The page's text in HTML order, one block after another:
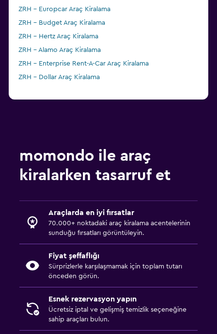
ZRH - Europcar Araç Kiralama
ZRH - Budget Araç Kiralama
ZRH - Hertz Araç Kiralama
ZRH - Alamo Araç Kiralama
ZRH - Enterprise Rent-A-Car Araç Kiralama
ZRH - Dollar Araç Kiralama
momondo ile araç
kiralarken tasarruf et
Araçlarda en iyi fırsatlar
70.000+ noktadaki araç kiralama acentelerinin
sunduğu fırsatları görüntüleyin.
Fiyat şeffaflığı
Sürprizlerle karşılaşmamak için toplam tutarı
önceden görün.
Esnek rezervasyon yapın
Ücretsiz iptal ve gelişmiş temizlik seçeneğine
sahip araçları bulun.